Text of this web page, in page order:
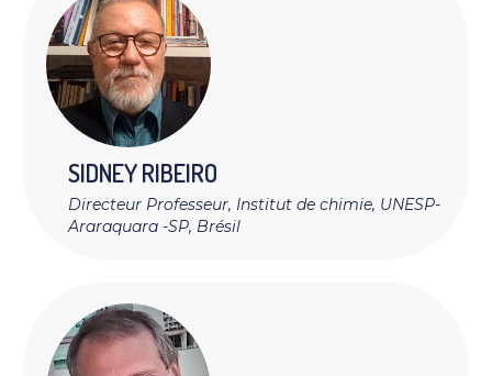
SIDNEYRIBEIRO
Directeur Professeur, Institut de chimie, UNESP-
Araraquara -SP, Brésil